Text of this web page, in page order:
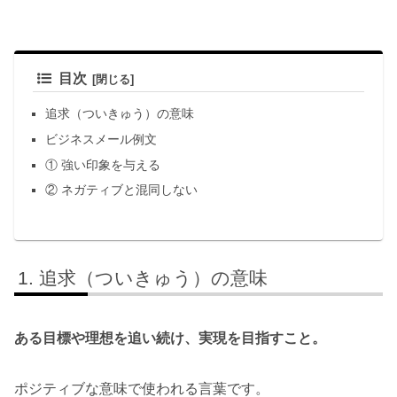
目次
追求（ついきゅう）の意味
ビジネスメール例文
① 強い印象を与える
② ネガティブと混同しない
追求（ついきゅう）の意味
ある目標や理想を追い続け、実現を目指すこと。
ポジティブな意味で使われる言葉です。